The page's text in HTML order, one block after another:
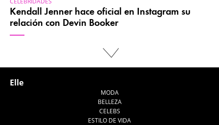
Kendall Jenner hace oficial en Instagram su
relación con Devin Booker
Elle
MODA
BELLEZA
CELEBS
ESTILO DE VIDA